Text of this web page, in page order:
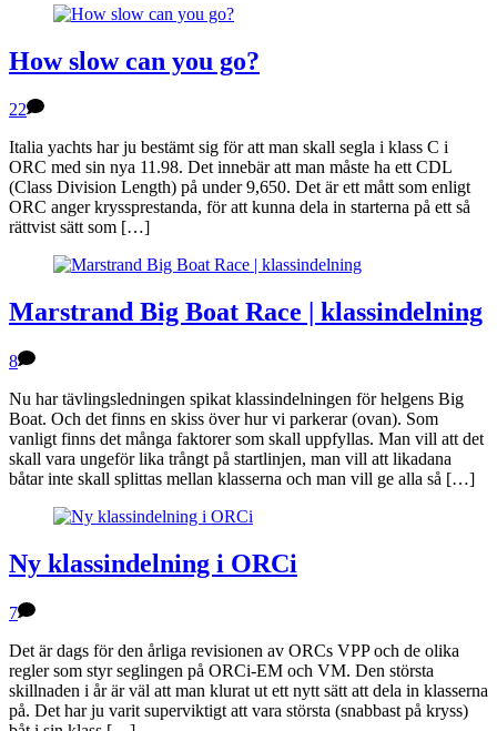
How slow can you go?
22
Italia yachts har ju bestämt sig för att man skall segla i klass C i
ORC med sin nya 11.98. Det innebär att man måste ha ett CDL
(Class Division Length) på under 9,650. Det är ett mått som enligt
ORC anger kryssprestanda, för att kunna dela in starterna på ett så
rättvist sätt som […]
Marstrand Big Boat Race | klassindelning
8
Nu har tävlingsledningen spikat klassindelningen för helgens Big
Boat. Och det finns en skiss över hur vi parkerar (ovan). Som
vanligt finns det många faktorer som skall uppfyllas. Man vill att det
skall vara ungeför lika trångt på startlinjen, man vill att likadana
båtar inte skall splittas mellan klasserna och man vill ge alla så […]
Ny klassindelning i ORCi
7
Det är dags för den årliga revisionen av ORCs VPP och de olika
regler som styr seglingen på ORCi-EM och VM. Den största
skillnaden i år är väl att man klurat ut ett nytt sätt att dela in klasserna
på. Det har ju varit superviktigt att vara största (snabbast på kryss)